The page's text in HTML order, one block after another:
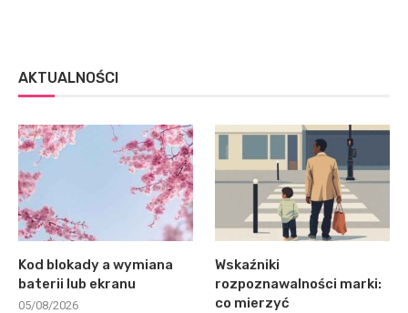
AKTUALNOŚCI
Kod blokady a wymiana
baterii lub ekranu
05/08/2026
Wskaźniki
rozpoznawalności marki:
co mierzyć